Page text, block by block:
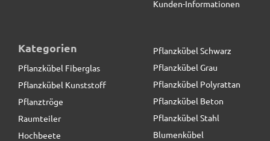
Kunden-Informationen
Kategorien
Pflanzkübel Fiberglas
Pflanzkübel Kunststoff
Pflanztröge
Raumteiler
Hochbeete
Pflanzkübel Schwarz
Pflanzkübel Grau
Pflanzkübel Polyrattan
Pflanzkübel Beton
Pflanzkübel Stahl
Blumenkübel